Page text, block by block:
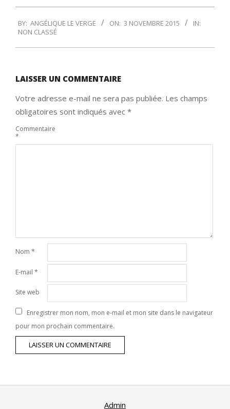
11-
BY: ANGÉLIQUE LE VERGE ON: 3 NOVEMBRE 2015
IN:
NON CLASSÉ
LAISSER UN COMMENTAIRE
Votre adresse e-mail ne sera pas publiée. Les champs
obligatoires sont indiqués avec *
Commentaire
*
Nom *
E-mail *
Site web
Enregistrer mon nom, mon e-mail et mon site dans le navigateur
pour mon prochain commentaire.
Admin